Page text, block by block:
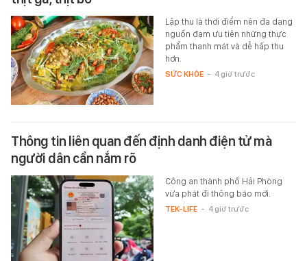
Lập thu là thời điểm nên đa dạng
nguồn đạm ưu tiên những thực
phẩm thanh mát và dễ hấp thu
hơn.
SỨC KHỎE - 4 giờ trước
Thông tin liên quan đến định danh điện tử mà
người dân cần nắm rõ
Công an thành phố Hải Phòng
vừa phát đi thông báo mới.
TEK-LIFE - 4 giờ trước